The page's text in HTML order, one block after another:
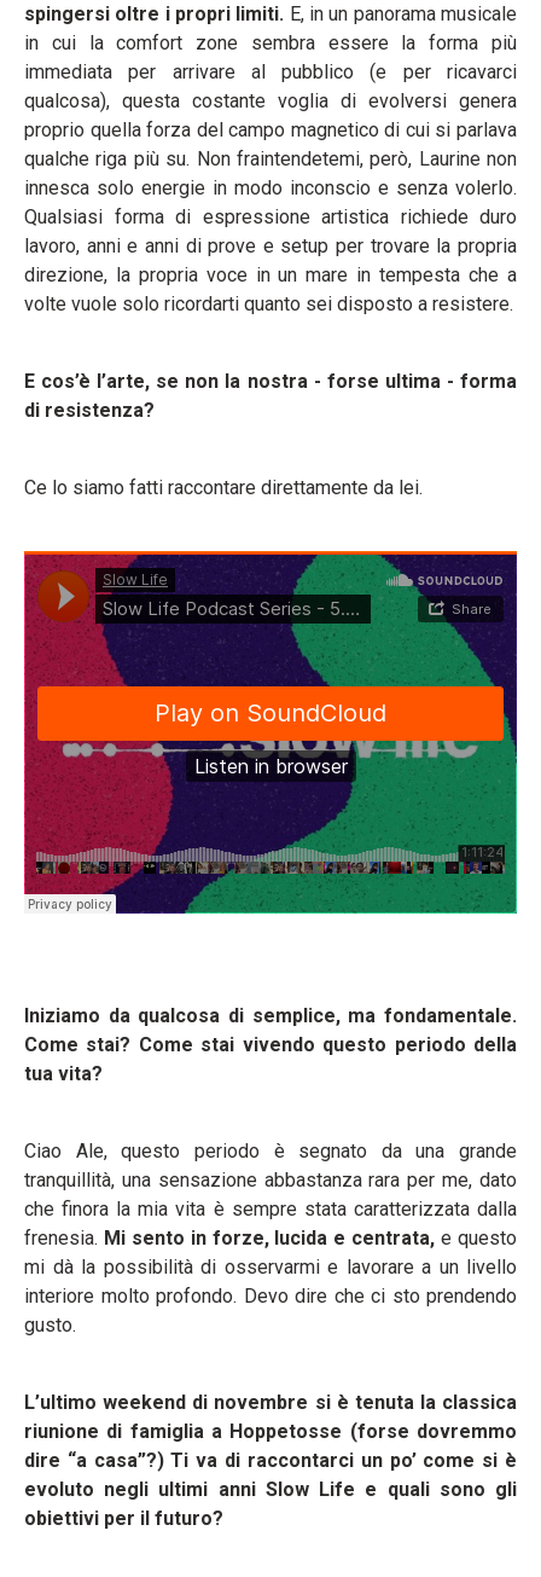
spingersi oltre i propri limiti. E, in un panorama musicale
in cui la comfort zone sembra essere la forma più
immediata per arrivare al pubblico (e per ricavarci
qualcosa), questa costante voglia di evolversi genera
proprio quella forza del campo magnetico di cui si parlava
qualche riga più su. Non fraintendetemi, però, Laurine non
innesca solo energie in modo inconscio e senza volerlo.
Qualsiasi forma di espressione artistica richiede duro
lavoro, anni e anni di prove e setup per trovare la propria
direzione, la propria voce in un mare in tempesta che a
volte vuole solo ricordarti quanto sei disposto a resistere.
E cos’è l’arte, se non la nostra - forse ultima - forma
di resistenza?
Ce lo siamo fatti raccontare direttamente da lei.
Iniziamo da qualcosa di semplice, ma fondamentale.
Come stai? Come stai vivendo questo periodo della
tua vita?
Ciao Ale, questo periodo è segnato da una grande
tranquillità, una sensazione abbastanza rara per me, dato
che finora la mia vita è sempre stata caratterizzata dalla
frenesia. Mi sento in forze, lucida e centrata,e questo
mi dà la possibilità di osservarmi e lavorare a un livello
interiore molto profondo. Devo dire che ci sto prendendo
gusto.
L’ultimo weekend di novembre si è tenuta la classica
riunione di famiglia a Hoppetosse (forse dovremmo
dire “a casa”?)Ti va di raccontarci un po’ come si è
evoluto negli ultimi anni Slow Life e quali sono gli
obiettivi per il futuro?